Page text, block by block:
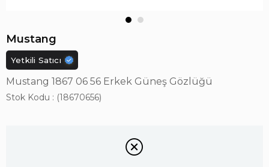
Mustang
Yetkili Satıcı
Mustang 1867 06 56 Erkek Güneş Gözlüğü
Stok Kodu (18670656)